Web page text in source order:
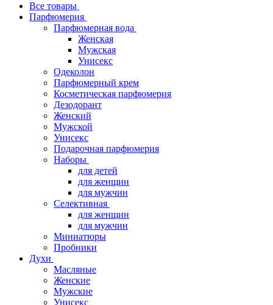
Все товары
Парфюмерия
Парфюмерная вода
Женская
Мужская
Унисекс
Одеколон
Парфюмерный крем
Косметическая парфюмерия
Дезодорант
Женский
Мужской
Унисекс
Подарочная парфюмерия
Наборы
для детей
для женщин
для мужчин
Селективная
для женщин
для мужчин
Миниатюры
Пробники
Духи
Масляные
Женские
Мужские
Унисекс